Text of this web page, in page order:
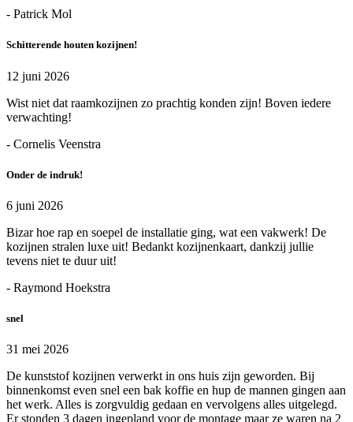
- Patrick Mol
Schitterende houten kozijnen!
12 juni 2026
Wist niet dat raamkozijnen zo prachtig konden zijn! Boven iedere
verwachting!
- Cornelis Veenstra
Onder de indruk!
6 juni 2026
Bizar hoe rap en soepel de installatie ging, wat een vakwerk! De
kozijnen stralen luxe uit! Bedankt kozijnenkaart, dankzij jullie
tevens niet te duur uit!
- Raymond Hoekstra
snel
31 mei 2026
De kunststof kozijnen verwerkt in ons huis zijn geworden. Bij
binnenkomst even snel een bak koffie en hup de mannen gingen aan
het werk. Alles is zorgvuldig gedaan en vervolgens alles uitgelegd.
Er stonden 3 dagen ingepland voor de montage maar ze waren na 2